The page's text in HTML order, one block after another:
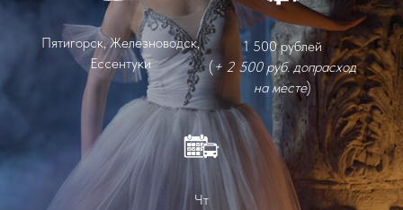
Пятигорск, Железноводск,
Ессентуки
1 500 рублей
(+ 2 500 руб. допрасход
на месте)
Чт